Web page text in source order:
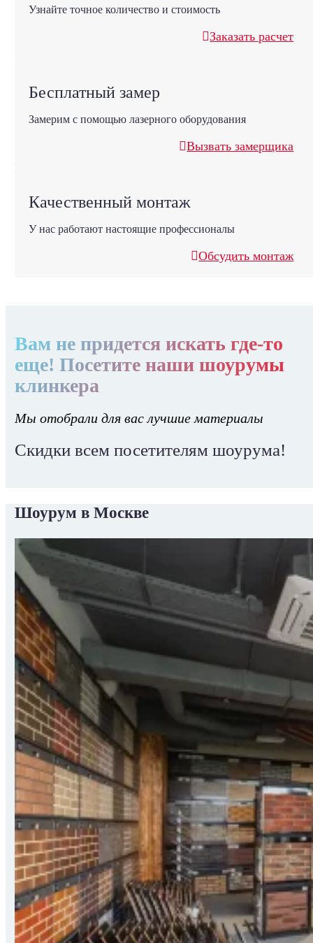
Узнайте точное количество и стоимость
Заказать расчет
Бесплатный замер
Замерим с помощью лазерного оборудования
Вызвать замерщика
Качественный монтаж
У нас работают настоящие профессионалы
Обсудить монтаж
Вам не придется искать где-то
еще! Посетите наши шоурумы
клинкера
Мы отобрали для вас лучшие материалы
Скидки всем посетителям шоурума!
Шоурум в Москве